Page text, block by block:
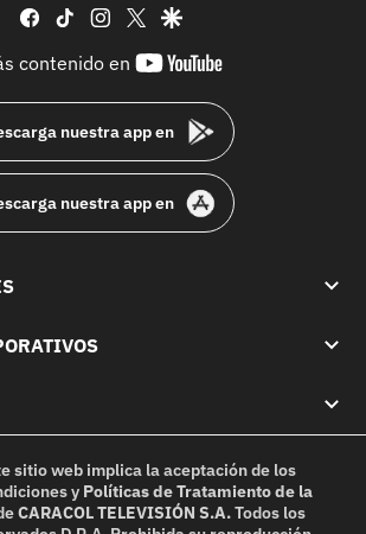
facebook
tiktok instagram
twittergoogle
contenido en
youtube-
nuestra app en
nuestra app en
sitio web implica la aceptación de los
y Políticas de Tratamiento de la
CARACOL TELEVISIÓN S.A.Todos los